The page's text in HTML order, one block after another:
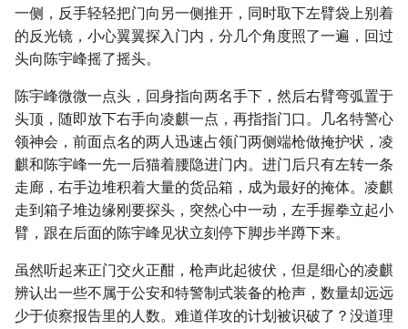
一侧，反手轻轻把门向另一侧推开，同时取下左臂袋上别着
的反光镜，小心翼翼探入门内，分几个角度照了一遍，回过
头向陈宇峰摇了摇头。
陈宇峰微微一点头，回身指向两名手下，然后右臂弯弧置于
头顶，随即放下右手向凌麒一点，再指指门口。几名特警心
领神会，前面点名的两人迅速占领门两侧端枪做掩护状，凌
麒和陈宇峰一先一后猫着腰隐进门内。进门后只有左转一条
走廊，右手边堆积着大量的货品箱，成为最好的掩体。凌麒
走到箱子堆边缘刚要探头，突然心中一动，左手握拳立起小
臂，跟在后面的陈宇峰见状立刻停下脚步半蹲下来。
虽然听起来正门交火正酣，枪声此起彼伏，但是细心的凌麒
辨认出一些不属于公安和特警制式装备的枪声，数量却远远
少于侦察报告里的人数。难道佯攻的计划被识破了？没道理